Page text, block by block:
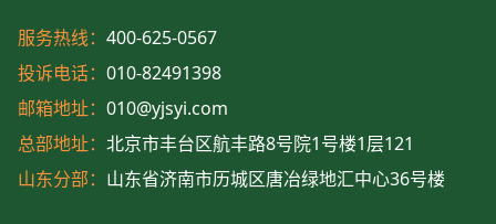
服务热线： 400-625-0567
投诉电话： 010-82491398
邮箱地址： 010@yjsyi.com
总部地址： 北京市丰台区航丰路8号院1号楼1层121
山东分部： 山东省济南市历城区唐冶绿地汇中心36号楼